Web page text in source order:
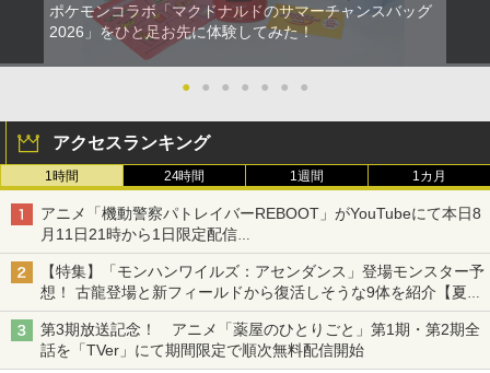
ポケモンコラボ「マクドナルドのサマーチャンスバッグ
2026」をひと足お先に体験してみた！
● ● ● ● ● ● ●
アクセスランキング
1時間 24時間 1週間 1カ月
アニメ「機動警察パトレイバーREBOOT」がYouTubeにて本日8
月11日21時から1日限定配信
8月14日にはU-NEXTで限定配信
【特集】「モンハンワイルズ：アセンダンス」登場モンスター予
想！ 古龍登場と新フィールドから復活しそうな9体を紹介【夏休
み特集2026】
第3期放送記念！ アニメ「薬屋のひとりごと」第1期・第2期全
話を「TVer」にて期間限定で順次無料配信開始